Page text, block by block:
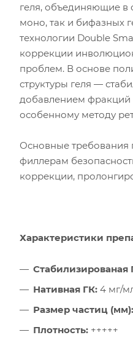
геля, объединяющие в
моно, так и бифазных
технологии Double
коррекции
проблем. В основе
структуры геля —
добавлением фракций
особенному методу
Основные требования
филлерам
коррекции,
Характеристики
Стабилизированая
Нативная ГК: 4 мг/
Размер частиц (мм):
Плотность: +++++